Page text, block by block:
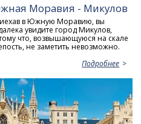
Моравия - Микулов
в Южную Моравию, вы
увидите город Микулов,
что, возвышающуюся на скале
не заметить невозможно.
Подробнее